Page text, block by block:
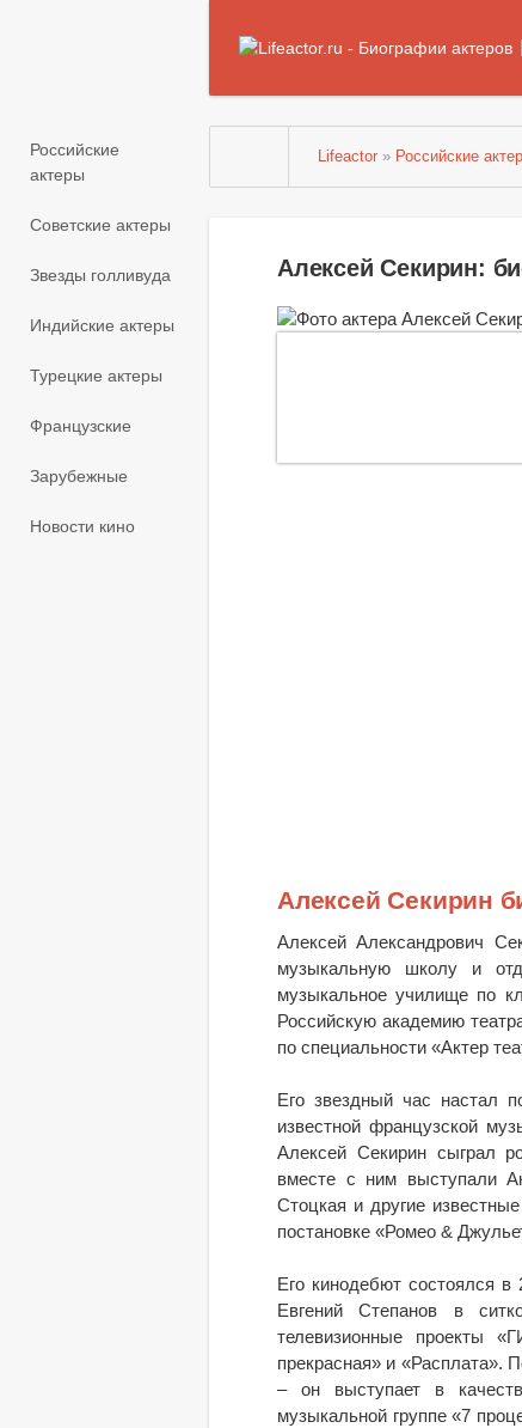
Российские
актеры
Советские актеры
Звезды голливуда
Индийские актеры
Турецкие актеры
Французские
Зарубежные
Новости кино
Lifeactor » Российские
Алексей Секирин:
Алексей Секирин
Алексей Александрович
музыкальную школу и
музыкальное училище по
Российскую академию
по специальности «Актер
Его звездный час настал
известной французской
Алексей Секирин сыграл
вместе с ним выступали
Стоцкая и другие
постановке «Ромео &
Его кинодебют состоялся
Евгений Степанов в
телевизионные проекты
прекрасная» и «Расплата».
– он выступает в
музыкальной группе «7